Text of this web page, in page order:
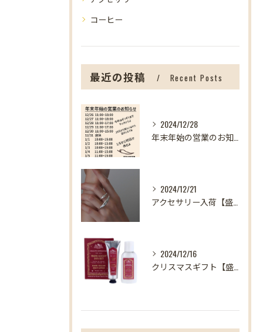
コーヒー
最近の投稿 Recent Posts
2024/12/28
2024/12/21
2024/12/16